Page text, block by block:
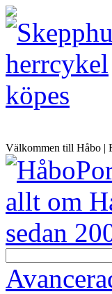
Välkommen till Håbo |